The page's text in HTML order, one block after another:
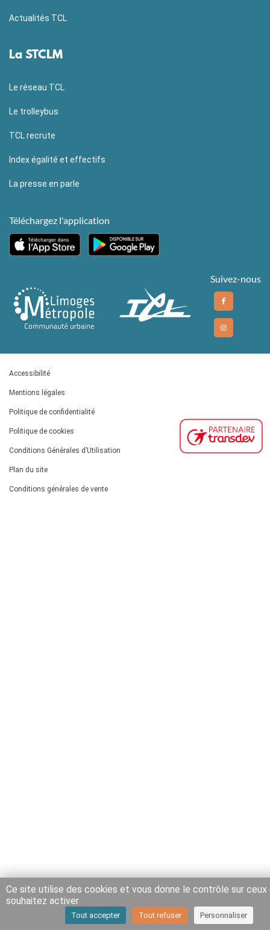
Actualités TCL
La STCLM
Le réseau TCL
Le trolleybus
TCL recrute
Index égalité et effectifs
La presse en parle
Téléchargez l'application
Suivez-nous
Accessibilité
Mentions légales
Politique de confidentialité
Politique de cookies
Conditions Générales d’Utilisation
Plan du site
Conditions générales de vente
Ce site utilise des cookies et vous donne le contrôle sur ceux
souhaitez activer
Tout accepter Tout refuser Personnaliser